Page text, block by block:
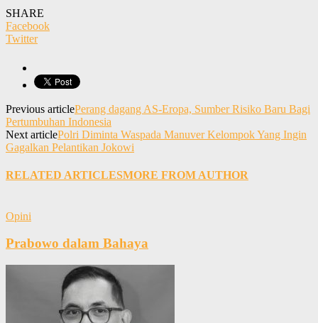
SHARE
Facebook
Twitter
Previous articlePerang dagang AS-Eropa, Sumber Risiko Baru Bagi
Pertumbuhan Indonesia
Next articlePolri Diminta Waspada Manuver Kelompok Yang Ingin
Gagalkan Pelantikan Jokowi
RELATED ARTICLESMORE FROM AUTHOR
Opini
Prabowo dalam Bahaya